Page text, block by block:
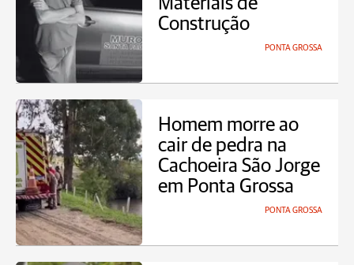
Construção
PONTA GROSSA
Homem morre ao
cair de pedra na
Cachoeira São Jorge
em Ponta Grossa
PONTA GROSSA